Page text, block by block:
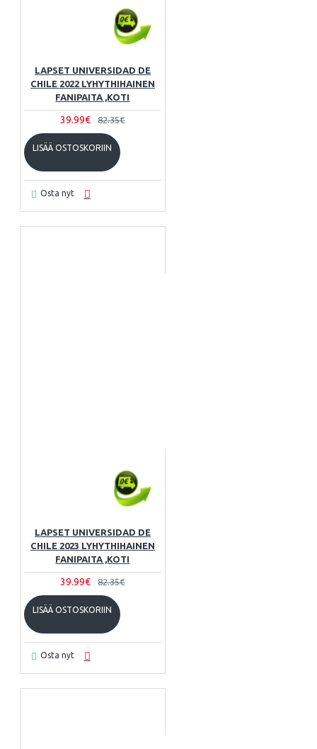
LAPSET UNIVERSIDAD DE
CHILE 2022 LYHYTHIHAINEN
FANIPAITA ,KOTI
39.99€ 82.35€
LISÄÄ OSTOSKORIIN
Osta nyt
LAPSET UNIVERSIDAD DE
CHILE 2023 LYHYTHIHAINEN
FANIPAITA ,KOTI
39.99€ 82.35€
LISÄÄ OSTOSKORIIN
Osta nyt